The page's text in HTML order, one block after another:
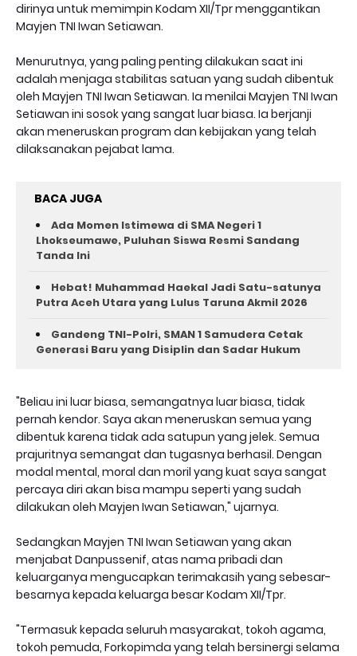
dirinya untuk memimpin Kodam XII/Tpr menggantikan
Mayjen TNI Iwan Setiawan.
Menurutnya, yang paling penting dilakukan saat ini
adalah menjaga stabilitas satuan yang sudah dibentuk
oleh Mayjen TNI Iwan Setiawan. Ia menilai Mayjen TNI Iwan
Setiawan ini sosok yang sangat luar biasa. Ia berjanji
akan meneruskan program dan kebijakan yang telah
dilaksanakan pejabat lama.
BACA JUGA
Ada Momen Istimewa di SMA Negeri 1
Lhokseumawe, Puluhan Siswa Resmi Sandang
Tanda Ini
Hebat! Muhammad Haekal Jadi Satu-satunya
Putra Aceh Utara yang Lulus Taruna Akmil 2026
Gandeng TNI-Polri, SMAN 1 Samudera Cetak
Generasi Baru yang Disiplin dan Sadar Hukum
"Beliau ini luar biasa, semangatnya luar biasa, tidak
pernah kendor. Saya akan meneruskan semua yang
dibentuk karena tidak ada satupun yang jelek. Semua
prajuritnya semangat dan tugasnya berhasil. Dengan
modal mental, moral dan moril yang kuat saya sangat
percaya diri akan bisa mampu seperti yang sudah
dilakukan oleh Mayjen Iwan Setiawan," ujarnya.
Sedangkan Mayjen TNI Iwan Setiawan yang akan
menjabat Danpussenif, atas nama pribadi dan
keluarganya mengucapkan terimakasih yang sebesar-
besarnya kepada keluarga besar Kodam XII/Tpr.
"Termasuk kepada seluruh masyarakat, tokoh agama,
tokoh pemuda, Forkopimda yang telah bersinergi selama